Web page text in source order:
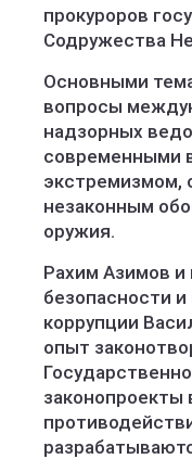
прокуроров
Содружества
Основными
вопросы
надзорных
современными
экстремизмом,
незаконным
оружия.
Рахим Азимов
безопасности
коррупции
опыт
законопроекты